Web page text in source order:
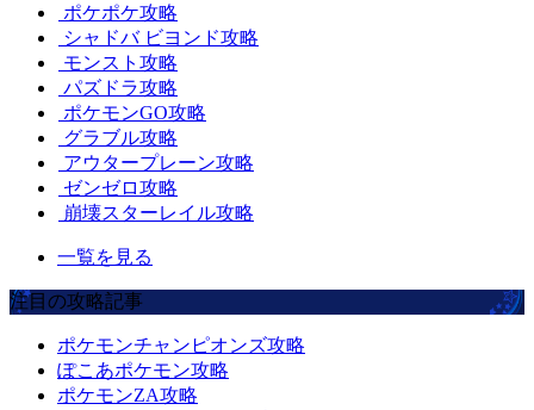
ポケポケ攻略
シャドバ ビヨンド攻略
モンスト攻略
パズドラ攻略
ポケモンGO攻略
グラブル攻略
アウタープレーン攻略
ゼンゼロ攻略
崩壊スターレイル攻略
一覧を見る
注目の攻略記事
ポケモンチャンピオンズ攻略
ぽこあポケモン攻略
ポケモンZA攻略